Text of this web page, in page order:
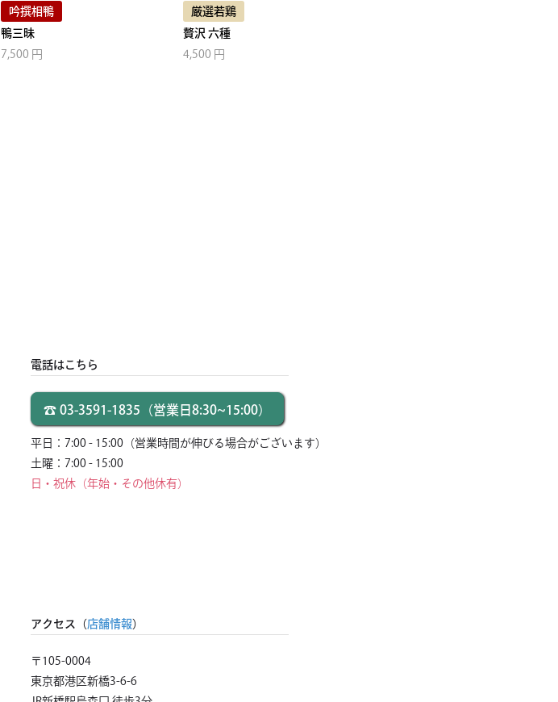
吟撰相鴨
鴨三昧
7,500 円
厳選若鶏
贅沢 六種
4,500 円
電話はこちら
☎ 03-3591-1835 （営業日8:30~15:00）
平日：7:00 - 15:00 （営業時間が伸びる場合がございます）
土曜：7:00 - 15:00
日・祝休（年始・その他休有）
アクセス（店舗情報）
〒105-0004
東京都港区新橋3-6-6